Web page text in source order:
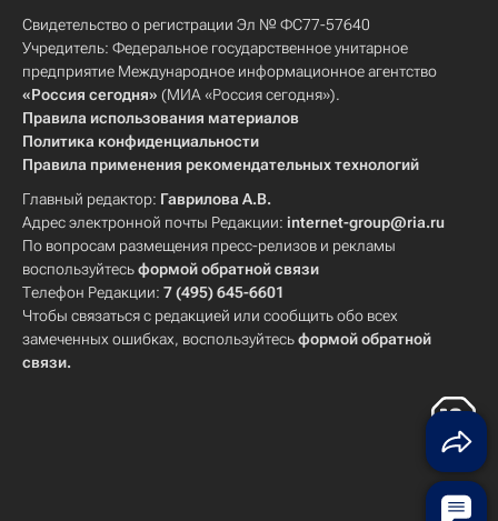
Свидетельство о регистрации Эл № ФС77-57640
Учредитель: Федеральное государственное унитарное
предприятие Международное информационное агентство
«Россия сегодня» (МИА «Россия сегодня»).
Правила использования материалов
Политика конфиденциальности
Правила применения рекомендательных технологий
Главный редактор: Гаврилова А.В.
Адрес электронной почты Редакции: internet-group@ria.ru
По вопросам размещения пресс-релизов и рекламы
воспользуйтесьформой обратной связи
Телефон Редакции: 7 (495) 645-6601
Чтобы связаться с редакцией или сообщить обо всех
замеченных ошибках, воспользуйтесьформой обратной
связи.